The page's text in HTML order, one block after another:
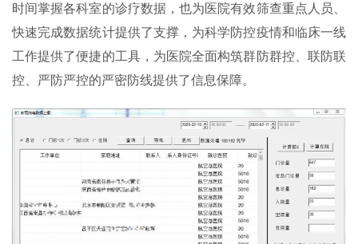
时间掌握各科室的诊疗数据，也为医院有效筛查重点人员、
快速完成数据统计提供了支撑，为科学防控疫情和临床一线
工作提供了便捷的工具，为医院全面构筑群防群控、联防联
控、严防严控的严密防线提供了信息保障。